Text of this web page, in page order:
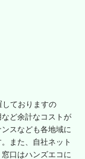
しておりますの
ど余計なコストが
スなども各地域に
また、自社ネット
口はハンズエコに